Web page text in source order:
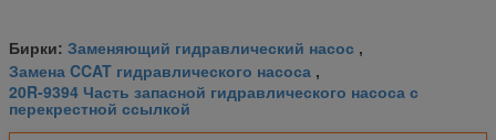
Бирки: Заменяющий гидравлический насос ,
Замена CCAT гидравлического насоса ,
20R-9394 Часть запасной гидравлического насоса с
перекрестной ссылкой